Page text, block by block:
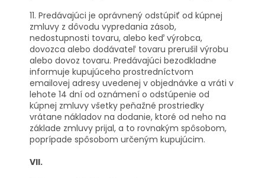
11. Predávajúci je oprávnený odstúpiť od kúpnej
zmluvy z dôvodu vypredania zásob,
nedostupnosti tovaru, alebo keď výrobca,
dovozca alebo dodávateľ tovaru prerušil výrobu
alebo dovoz tovaru. Predávajúci bezodkladne
informuje kupujúceho prostredníctvom
emailovej adresy uvedenej v objednávke a vráti v
lehote 14 dní od oznámení o odstúpenie od
kúpnej zmluvy všetky peňažné prostriedky
vrátane nákladov na dodanie, ktoré od neho na
základe zmluvy prijal, a to rovnakým spôsobom,
poprípade spôsobom určeným kupujúcim.
VII.